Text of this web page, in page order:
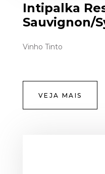
Intipalka
Sauvignon/
Vinho Tinto
VEJA MAIS